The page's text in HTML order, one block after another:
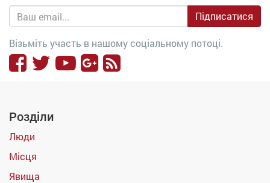
Підписатися
Візьміть участь в нашому соціальному потоці.
Розділи
Люди
Місця
Явища